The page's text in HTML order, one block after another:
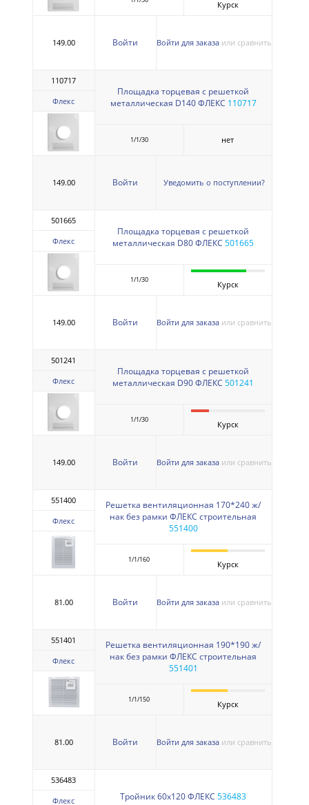
Курск
149.00 Войти Войти для заказа или сравнить
110717
Флекс
Площадка торцевая с решеткой
металлическая D140 ФЛЕКС 110717
1/1/30 нет
149.00 Войти Уведомить о поступлении?
501665
Флекс
Площадка торцевая с решеткой
металлическая D80 ФЛЕКС 501665
1/1/30 Курск
149.00 Войти Войти для заказа или сравнить
501241
Флекс
Площадка торцевая с решеткой
металлическая D90 ФЛЕКС 501241
1/1/30 Курск
149.00 Войти Войти для заказа или сравнить
551400
Флекс
Решетка вентиляционная 170*240 ж/
нак без рамки ФЛЕКС строительная
551400
1/1/160 Курск
81.00 Войти Войти для заказа или сравнить
551401
Флекс
Решетка вентиляционная 190*190 ж/
нак без рамки ФЛЕКС строительная
551401
1/1/150 Курск
81.00 Войти Войти для заказа или сравнить
536483
Флекс Тройник 60х120 ФЛЕКС 536483